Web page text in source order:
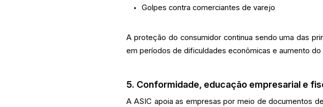
Golpes contra comerciantes de varejo
A proteção do consumidor continua sendo uma das
em períodos de dificuldades econômicas e aumento do
5. Conformidade, educação empresarial e
A ASIC apoia as empresas por meio de documentos